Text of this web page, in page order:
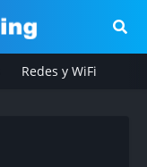
Redes y WiFi